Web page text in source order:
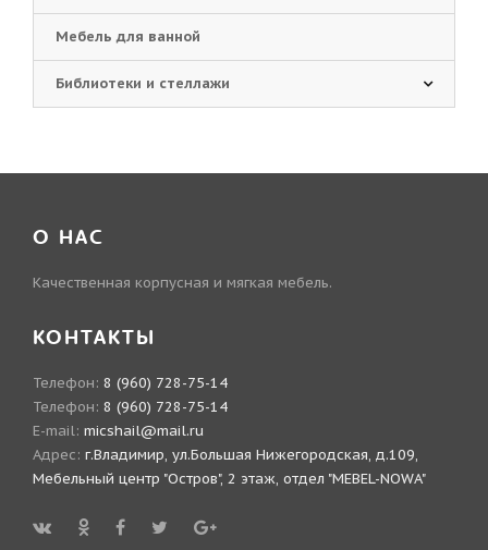
Мебель для ванной
Библиотеки и стеллажи
О НАС
Качественная корпусная и мягкая мебель.
КОНТАКТЫ
Телефон: 8 (960) 728-75-14
Телефон: 8 (960) 728-75-14
E-mail: micshail@mail.ru
Адрес: г.Владимир, ул.Большая Нижегородская, д.109,
Мебельный центр "Остров", 2 этаж, отдел "MEBEL-NOWA"